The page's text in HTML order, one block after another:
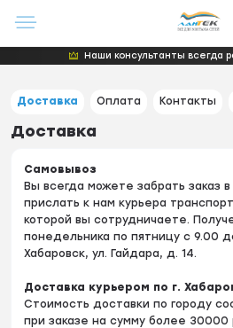
Наши консультанты всегда
Доставка Оплата Контакты
Доставка
Самовывоз
Вы всегда можете забрать заказ
прислать к нам курьера
которой вы сотрудничаете.
понедельника по пятницу с 9.00
Хабаровск, ул. Гайдара, д. 14.
Доставка курьером по г.
Стоимость доставки по городу
при заказе на сумму более 30000